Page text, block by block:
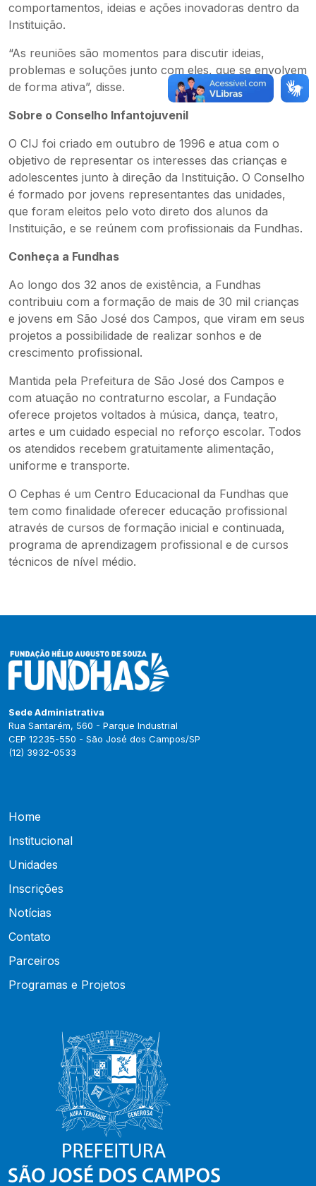
comportamentos, ideias e ações inovadoras dentro da
Instituição.
“As reuniões são momentos para discutir ideias,
problemas e soluções junto com eles, que se envolvem
de forma ativa”, disse.
Sobre o Conselho Infantojuvenil
O CIJ foi criado em outubro de 1996 e atua com o
objetivo de representar os interesses das crianças e
adolescentes junto à direção da Instituição. O Conselho
é formado por jovens representantes das unidades,
que foram eleitos pelo voto direto dos alunos da
Instituição, e se reúnem com profissionais da Fundhas.
Conheça a Fundhas
Ao longo dos 32 anos de existência, a Fundhas
contribuiu com a formação de mais de 30 mil crianças
e jovens em São José dos Campos, que viram em seus
projetos a possibilidade de realizar sonhos e de
crescimento profissional.
Mantida pela Prefeitura de São José dos Campos e
com atuação no contraturno escolar, a Fundação
oferece projetos voltados à música, dança, teatro,
artes e um cuidado especial no reforço escolar. Todos
os atendidos recebem gratuitamente alimentação,
uniforme e transporte.
O Cephas é um Centro Educacional da Fundhas que
tem como finalidade oferecer educação profissional
através de cursos de formação inicial e continuada,
programa de aprendizagem profissional e de cursos
técnicos de nível médio.
Sede Administrativa
Rua Santarém, 560 - Parque Industrial
CEP 12235-550 - São José dos Campos/SP
(12) 3932-0533
Home
Institucional
Unidades
Inscrições
Notícias
Contato
Parceiros
Programas e Projetos